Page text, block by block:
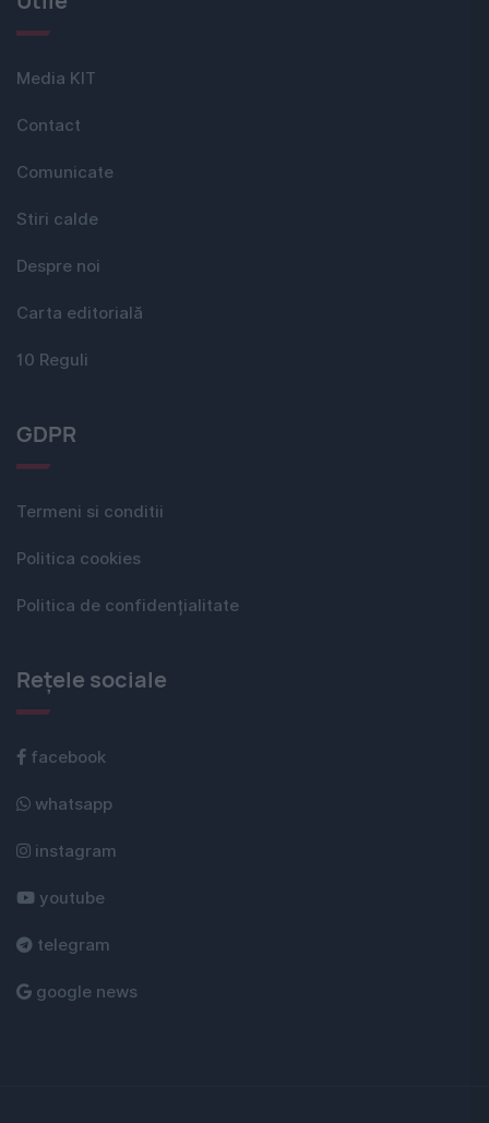
Media KIT
Contact
Comunicate
Stiri calde
Despre noi
Carta editorială
10 Reguli
GDPR
Termeni si conditii
Politica cookies
Politica de confidențialitate
Rețele sociale
facebook
whatsapp
instagram
youtube
telegram
google news